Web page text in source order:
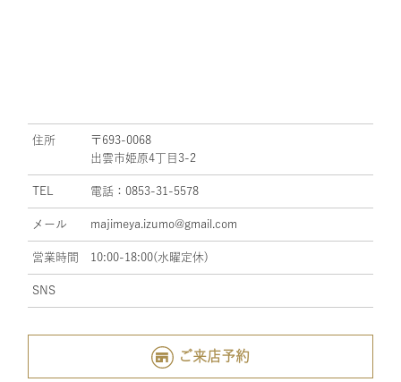
住所
〒693-0068
出雲市姫原4丁目3-2
TEL 電話：0853-31-5578
メール majimeya.izumo@gmail.com
営業時間 10:00-18:00(水曜定休)
SNS
ご来店予約